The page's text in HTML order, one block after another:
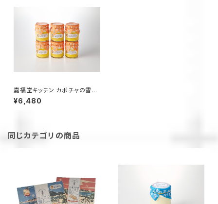
嘉福堂キッチン カボチャの雪ん
こ プリン 6個入 / サステナブル
北海道限定 函館 手作り スイー
¥6,480
同じカテゴリの商品